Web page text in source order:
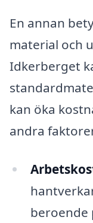
En annan
material och
Idkerberget
kan öka
andra
beroende